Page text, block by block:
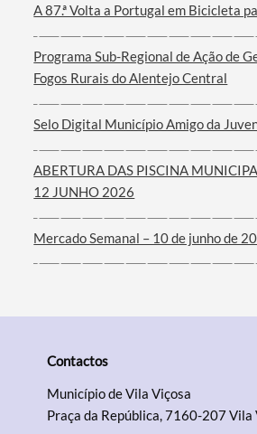
Categorias gerais
Filtros
A 87.ª Volta a Portugal em Bicicleta
Programa Sub-Regional de Ação de
Fogos Rurais do Alentejo Central
Selo Digital Município Amigo da
ABERTURA DAS PISCINA
12 JUNHO 2026
Mercado Semanal – 10 de junho de
Contactos
Município de Vila Viçosa
Praça da República, 7160-207 Vila